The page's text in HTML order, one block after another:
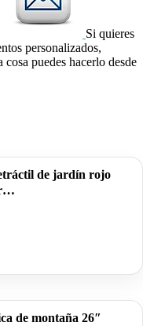
Si quieres
personalizados,
puedes hacerlo desde
de jardín rojo
de montaña 26″